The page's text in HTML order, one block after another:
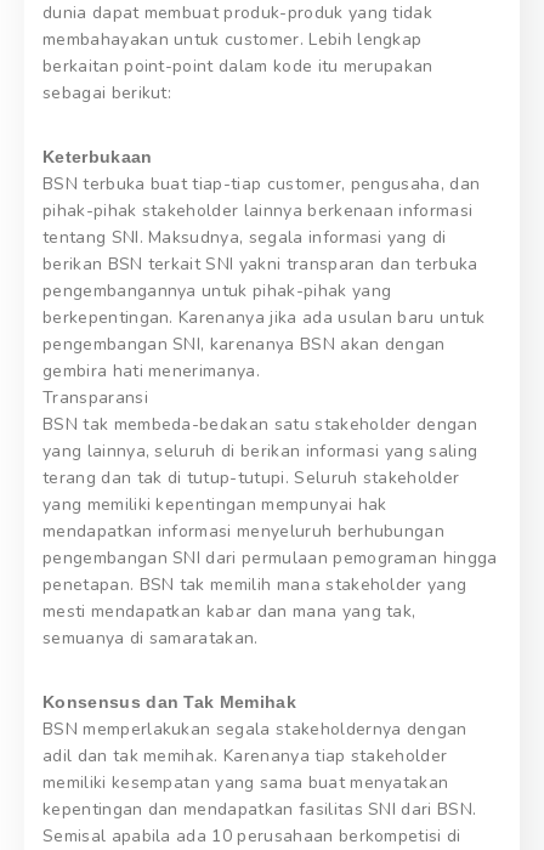
dunia dapat membuat produk-produk yang tidak
membahayakan untuk customer. Lebih lengkap
berkaitan point-point dalam kode itu merupakan
sebagai berikut:
Keterbukaan
BSN terbuka buat tiap-tiap customer, pengusaha, dan
pihak-pihak stakeholder lainnya berkenaan informasi
tentang SNI. Maksudnya, segala informasi yang di
berikan BSN terkait SNI yakni transparan dan terbuka
pengembangannya untuk pihak-pihak yang
berkepentingan. Karenanya jika ada usulan baru untuk
pengembangan SNI, karenanya BSN akan dengan
gembira hati menerimanya.
Transparansi
BSN tak membeda-bedakan satu stakeholder dengan
yang lainnya, seluruh di berikan informasi yang saling
terang dan tak di tutup-tutupi. Seluruh stakeholder
yang memiliki kepentingan mempunyai hak
mendapatkan informasi menyeluruh berhubungan
pengembangan SNI dari permulaan pemograman hingga
penetapan. BSN tak memilih mana stakeholder yang
mesti mendapatkan kabar dan mana yang tak,
semuanya di samaratakan.
Konsensus dan Tak Memihak
BSN memperlakukan segala stakeholdernya dengan
adil dan tak memihak. Karenanya tiap stakeholder
memiliki kesempatan yang sama buat menyatakan
kepentingan dan mendapatkan fasilitas SNI dari BSN.
Semisal apabila ada 10 perusahaan berkompetisi di